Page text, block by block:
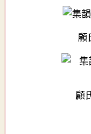
顧
顧